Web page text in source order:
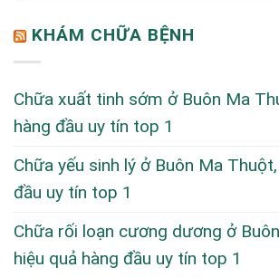
KHÁM CHỮA BỆNH
Chữa xuất tinh sớm ở Buôn Ma
hàng đầu uy tín top 1
Chữa yếu sinh lý ở Buôn Ma
đầu uy tín top 1
Chữa rối loạn cương dương ở
hiệu quả hàng đầu uy tín top 1